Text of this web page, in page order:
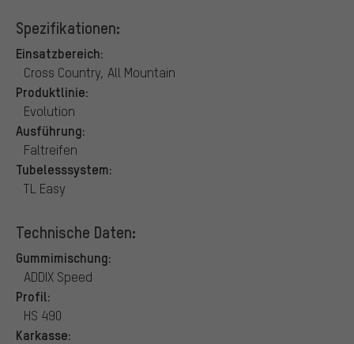
Spezifikationen:
Einsatzbereich:
Cross Country, All Mountain
Produktlinie:
Evolution
Ausführung:
Faltreifen
Tubelesssystem:
TL Easy
Technische Daten:
Gummimischung:
ADDIX Speed
Profil:
HS 490
Karkasse: